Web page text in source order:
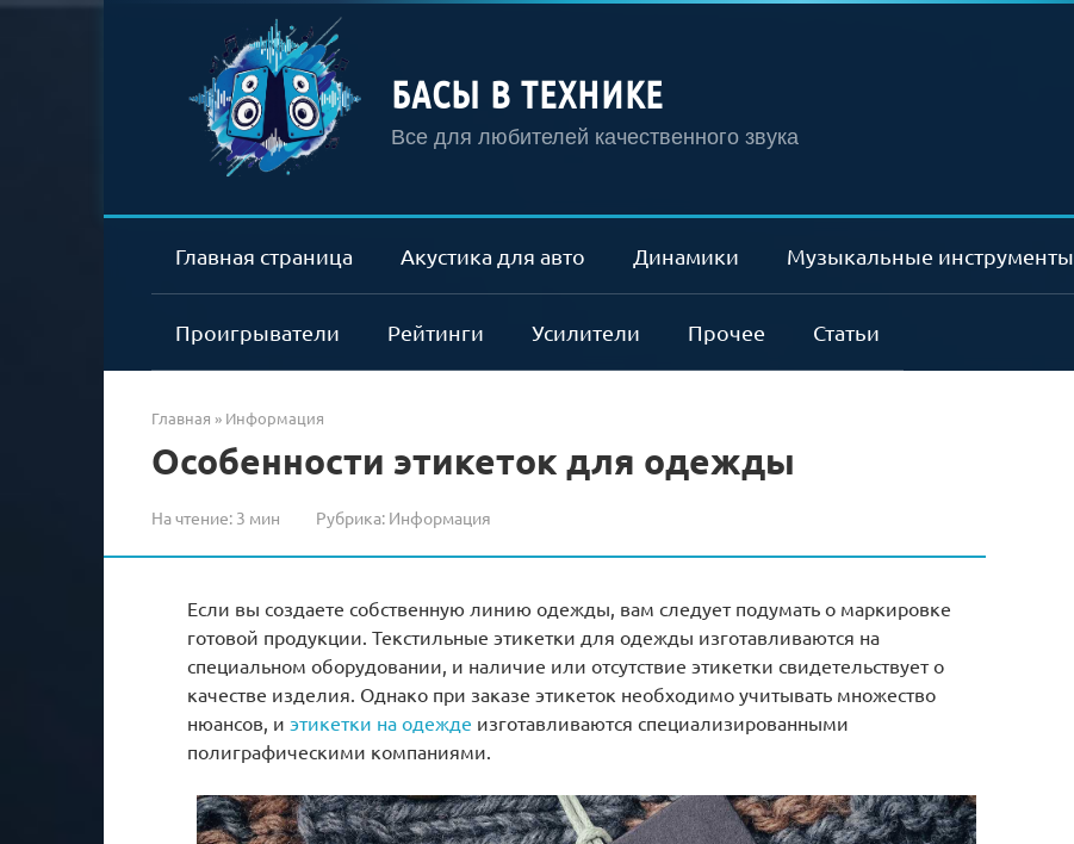
БАСЫ В ТЕХНИКЕ
Все для любителей качественного звука
Главная страница Акустика для авто Динамики Музыкальные инструменты
Проигрыватели Рейтинги Усилители Прочее Статьи
Главная » Информация
Особенности этикеток для одежды
На чтение: 3 мин Рубрика: Информация
Если вы создаете собственную линию одежды, вам следует подумать о маркировке
готовой продукции. Текстильные этикетки для одежды изготавливаются на
специальном оборудовании, и наличие или отсутствие этикетки свидетельствует о
качестве изделия. Однако при заказе этикеток необходимо учитывать множество
нюансов, и этикетки на одежде изготавливаются специализированными
полиграфическими компаниями.